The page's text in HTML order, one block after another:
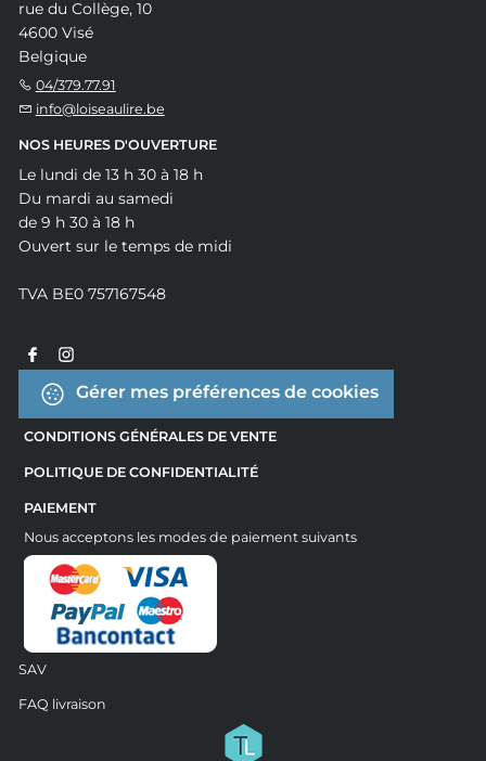
rue du Collège, 10
4600 Visé
Belgique
04/379.77.91
info@loiseaulire.be
NOS HEURES D'OUVERTURE
Le lundi de 13 h 30 à 18 h
Du mardi au samedi
de 9 h 30 à 18 h
Ouvert sur le temps de midi
TVA BE0 757167548
Gérer mes préférences de cookies
CONDITIONS GÉNÉRALES DE VENTE
POLITIQUE DE CONFIDENTIALITÉ
PAIEMENT
Nous acceptons les modes de paiement suivants
SAV
FAQ livraison